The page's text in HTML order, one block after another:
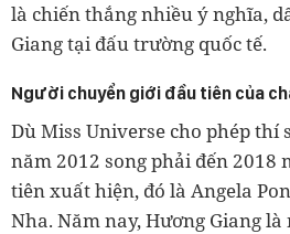
là chiến thắng nhiều ý nghĩa,
Giang tại đấu trường quốc tế.
Người chuyển giới đầu tiên của
Dù Miss Universe cho phép thí
năm 2012 song phải đến 2018
tiên xuất hiện, đó là Angela
Nha. Năm nay, Hương Giang